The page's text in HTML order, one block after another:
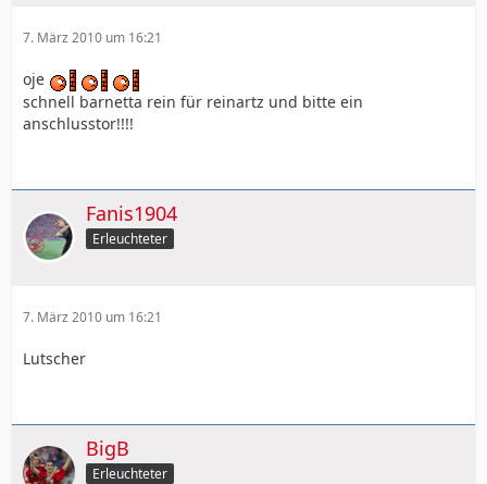
7. März 2010 um 16:21
oje
schnell barnetta rein für reinartz und bitte ein
anschlusstor!!!!
Fanis1904
Erleuchteter
7. März 2010 um 16:21
Lutscher
BigB
Erleuchteter